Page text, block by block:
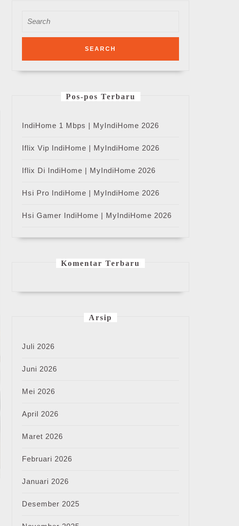
for:
Pos-pos Terbaru
IndiHome 1 Mbps | MyIndiHome 2026
Iflix Vip IndiHome | MyIndiHome 2026
Iflix Di IndiHome | MyIndiHome 2026
Hsi Pro IndiHome | MyIndiHome 2026
Hsi Gamer IndiHome | MyIndiHome 2026
Komentar Terbaru
Arsip
Juli 2026
Juni 2026
Mei 2026
April 2026
Maret 2026
Februari 2026
Januari 2026
Desember 2025